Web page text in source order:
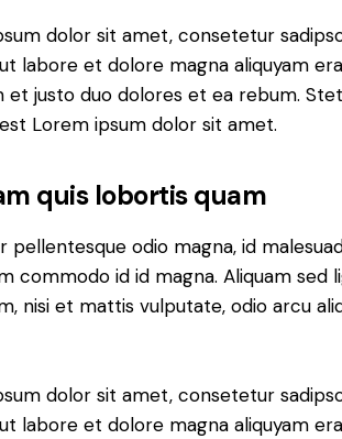
dolor sit amet, consetetur
labore et dolore magna aliquyam
et justo duo dolores et ea rebum.
Lorem ipsum dolor sit amet.
quis lobortis quam
pellentesque odio magna, id
commodo id id magna. Aliquam sed
nisi et mattis vulputate, odio arcu
dolor sit amet, consetetur
labore et dolore magna aliquyam